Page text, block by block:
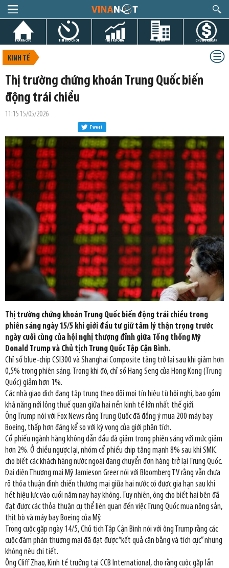
TRANG CHỦ TIN GIỜ CHÓT THỊ TRƯỜNG DỰ ÁN CHỨNG KHOÁN
KINH TẾ
Thị trường chứng khoán Trung Quốc biến
động trái chiều
11:15 15/05/2026
Tweet
Thị trường chứng khoán Trung Quốc biến động trái chiều trong
phiên sáng ngày 15/5 khi giới đầu tư giữ tâm lý thận trọng trước
ngày cuối cùng của hội nghị thượng đỉnh giữa Tổng thống Mỹ
Donald Trump và Chủ tịch Trung Quốc Tập Cận Bình.
Chỉ số blue-chip CSI300 và Shanghai Composite tăng trở lại sau khi giảm hơn
0,5% trong phiên sáng. Trong khi đó, chỉ số Hang Seng của Hong Kong (Trung
Quốc) giảm hơn 1%.
Các nhà giao dịch đang tập trung theo dõi mọi tín hiệu từ hội nghị, bao gồm
khả năng nới lỏng thuế quan giữa hai nền kinh tế lớn nhất thế giới.
Ông Trump nói với Fox News rằng Trung Quốc đã đồng ý mua 200 máy bay
Boeing, thấp hơn đáng kể so với kỳ vọng của giới phân tích.
Cổ phiếu ngành hàng không dẫn đầu đà giảm trong phiên sáng với mức giảm
hơn 2%. Ở chiều ngược lại, nhóm cổ phiếu chip tăng mạnh 8% sau khi SMIC
cho biết các khách hàng nước ngoài đang chuyển đơn hàng trở lại Trung Quốc.
Đại diện Thương mại Mỹ Jamieson Greer nói với Bloomberg TV rằng vẫn chưa
rõ thỏa thuận đình chiến thương mại giữa hai nước có được gia hạn sau khi
hết hiệu lực vào cuối năm nay hay không. Tuy nhiên, ông cho biết hai bên đã
đạt được các thỏa thuận cụ thể liên quan đến việc Trung Quốc mua nông sản,
thịt bò và máy bay Boeing của Mỹ.
Trong cuộc gặp ngày 14/5, Chủ tịch Tập Cận Bình nói với ông Trump rằng các
cuộc đàm phán thương mại đã đạt được “kết quả cân bằng và tích cực” nhưng
không nêu chi tiết.
Ông Cliff Zhao, Kinh tế trưởng tại CCB International, cho rằng cuộc gặp lần